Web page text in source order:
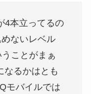
4本立ってるの
ないレベル
ことがまぁ
なるかはとも
モバイルでは